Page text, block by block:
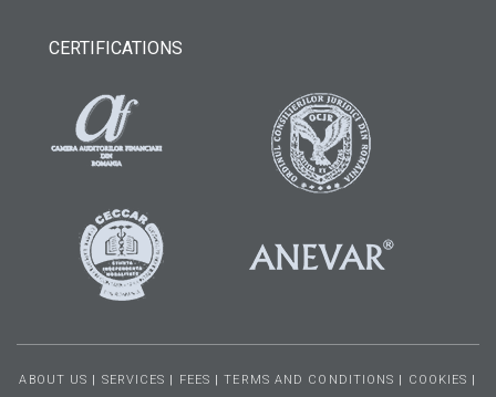
CERTIFICATIONS
ABOUT US | SERVICES | FEES |TERMS AND CONDITIONS | COOKIES |